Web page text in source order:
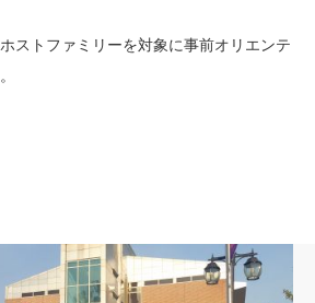
ストファミリーを対象に事前オリエンテ